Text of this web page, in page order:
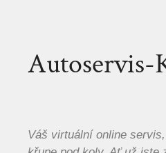
Autoservis-
Váš virtuální online